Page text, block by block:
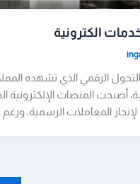
الكترونية
الرقمي الذي تشهده
أصبحت المنصات الإلكترونية
المعاملات الرسمية،